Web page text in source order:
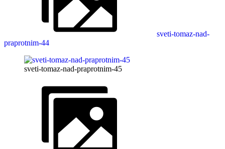
sveti-tomaz-nad-
praprotnim-44
sveti-tomaz-nad-praprotnim-45